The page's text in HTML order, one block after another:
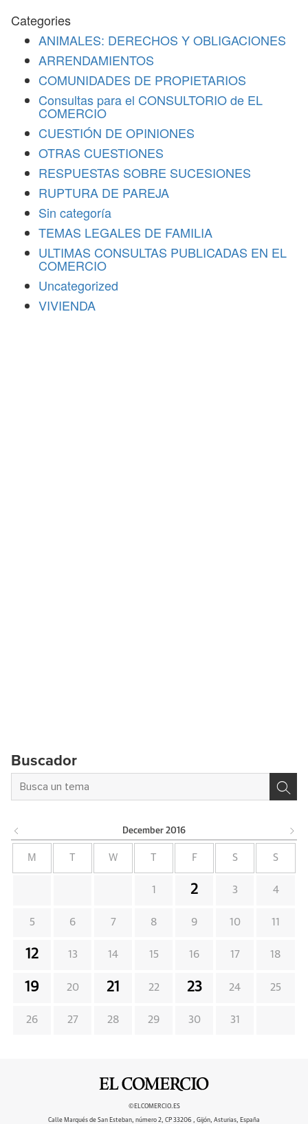
Categories
ANIMALES: DERECHOS Y OBLIGACIONES
ARRENDAMIENTOS
COMUNIDADES DE PROPIETARIOS
Consultas para el CONSULTORIO de EL
COMERCIO
CUESTIÓN DE OPINIONES
OTRAS CUESTIONES
RESPUESTAS SOBRE SUCESIONES
RUPTURA DE PAREJA
Sin categoría
TEMAS LEGALES DE FAMILIA
ULTIMAS CONSULTAS PUBLICADAS EN EL
COMERCIO
Uncategorized
VIVIENDA
Buscador
December 2016
M W F S S
1 2 3 4
5 6 7 8 9 10 11
12 13 14 15 16 17 18
19 20 21 22 23 24 25
26 27 28 29 30 31
©ELCOMERCIO.ES
Calle Marqués de San Esteban, número 2, CP 33206 , Gijón, Asturias, España